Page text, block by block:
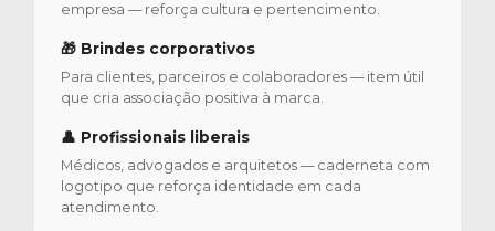
empresa — reforça cultura e pertencimento.
🎁 Brindes corporativos
Para clientes, parceiros e colaboradores — item útil
que cria associação positiva à marca.
👤 Profissionais liberais
Médicos, advogados e arquitetos — caderneta com
logotipo que reforça identidade em cada
atendimento.